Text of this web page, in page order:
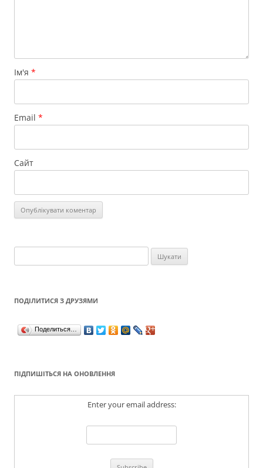
Ім'я *
Email *
Сайт
ПОДІЛИТИСЯ З ДРУЗЯМИ
Поделиться…
ПІДПИШІТЬСЯ НА ОНОВЛЕННЯ
Enter your email address: